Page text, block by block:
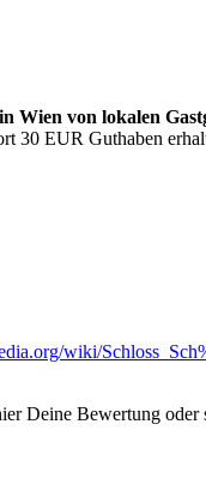
von lokalen
30 EUR Guthaben
wiki/
Deine Bewertung